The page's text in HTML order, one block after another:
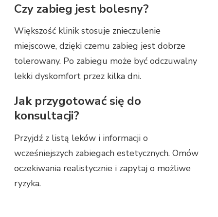
Czy zabieg jest bolesny?
Większość klinik stosuje znieczulenie
miejscowe, dzięki czemu zabieg jest dobrze
tolerowany. Po zabiegu może być odczuwalny
lekki dyskomfort przez kilka dni.
Jak przygotować się do
konsultacji?
Przyjdź z listą leków i informacji o
wcześniejszych zabiegach estetycznych. Omów
oczekiwania realistycznie i zapytaj o możliwe
ryzyka.